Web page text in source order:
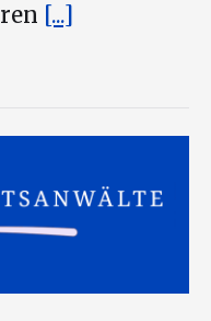
[...]